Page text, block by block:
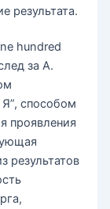
результата.
hundred
за А.
способом
проявления
результатов